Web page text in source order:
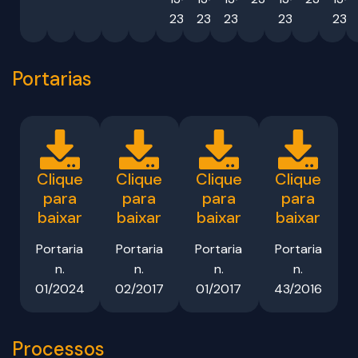
23
23
23
23
23
Portarias
Clique
para
baixar
Portaria
n.
01/2024
Clique
para
baixar
Portaria
n.
02/2017
Clique
para
baixar
Portaria
n.
01/2017
Clique
para
baixar
Portaria
n.
43/2016
Processos